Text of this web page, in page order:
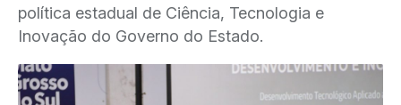
política estadual de Ciência, Tecnologia e
Inovação do Governo do Estado.